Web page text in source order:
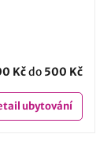
Kčdo 500 Kč
ubytování